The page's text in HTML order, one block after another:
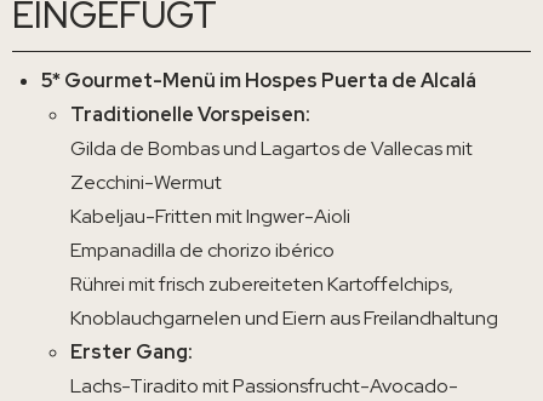
EINGEFÜGT
5* Gourmet-Menü im Hospes Puerta de Alcalá
Traditionelle Vorspeisen:
Gilda de Bombas und Lagartos de Vallecas mit
Zecchini-Wermut
Kabeljau-Fritten mit Ingwer-Aioli
Empanadilla de chorizo ibérico
Rührei mit frisch zubereiteten Kartoffelchips,
Knoblauchgarnelen und Eiern aus Freilandhaltung
Erster Gang:
Lachs-Tiradito mit Passionsfrucht-Avocado-